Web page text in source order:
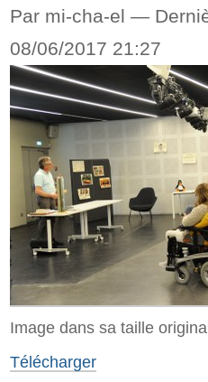
Par mi-cha-el —
08/06/2017 21:27
Image dans sa taille
Télécharger